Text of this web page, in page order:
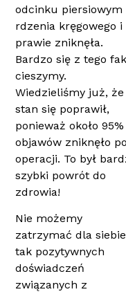
odcinku piersiowym
rdzenia kręgowego i
prawie zniknęła.
Bardzo się z tego
cieszymy.
Wiedzieliśmy już, że
stan się poprawił,
ponieważ około
objawów zniknęło po
operacji. To był
szybki powrót do
zdrowia!
Nie możemy
zatrzymać dla siebie
tak pozytywnych
doświadczeń
związanych z